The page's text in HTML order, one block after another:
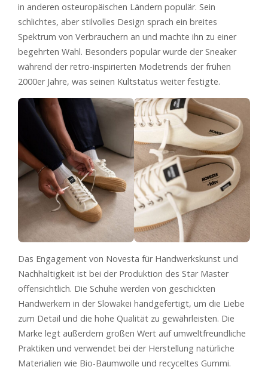
in anderen osteuropäischen Ländern populär. Sein
schlichtes, aber stilvolles Design sprach ein breites
Spektrum von Verbrauchern an und machte ihn zu einer
begehrten Wahl. Besonders populär wurde der Sneaker
während der retro-inspirierten Modetrends der frühen
2000er Jahre, was seinen Kultstatus weiter festigte.
Das Engagement von Novesta für Handwerkskunst und
Nachhaltigkeit ist bei der Produktion des Star Master
offensichtlich. Die Schuhe werden von geschickten
Handwerkern in der Slowakei handgefertigt, um die Liebe
zum Detail und die hohe Qualität zu gewährleisten. Die
Marke legt außerdem großen Wert auf umweltfreundliche
Praktiken und verwendet bei der Herstellung natürliche
Materialien wie Bio-Baumwolle und recyceltes Gummi.